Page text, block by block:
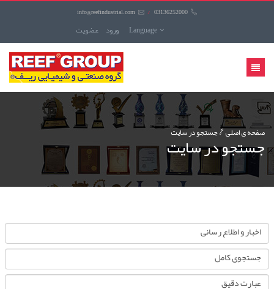
info@reefindustrial.com / 03136252000
عضويت ورود Language
منوی
کاربری
صفحه ی اصلی جستجو در سایت
جستجو در سایت